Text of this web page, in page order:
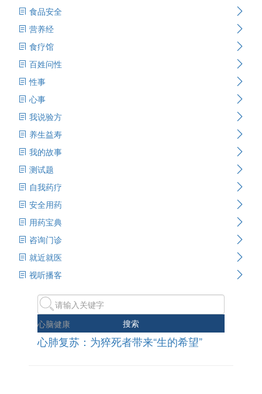
食品安全
营养经
食疗馆
百姓问性
性事
心事
我说验方
养生益寿
我的故事
测试题
自我药疗
安全用药
用药宝典
咨询门诊
就近就医
视听播客
搜索
心脑健康
心肺复苏：为猝死者带来“生的希望”